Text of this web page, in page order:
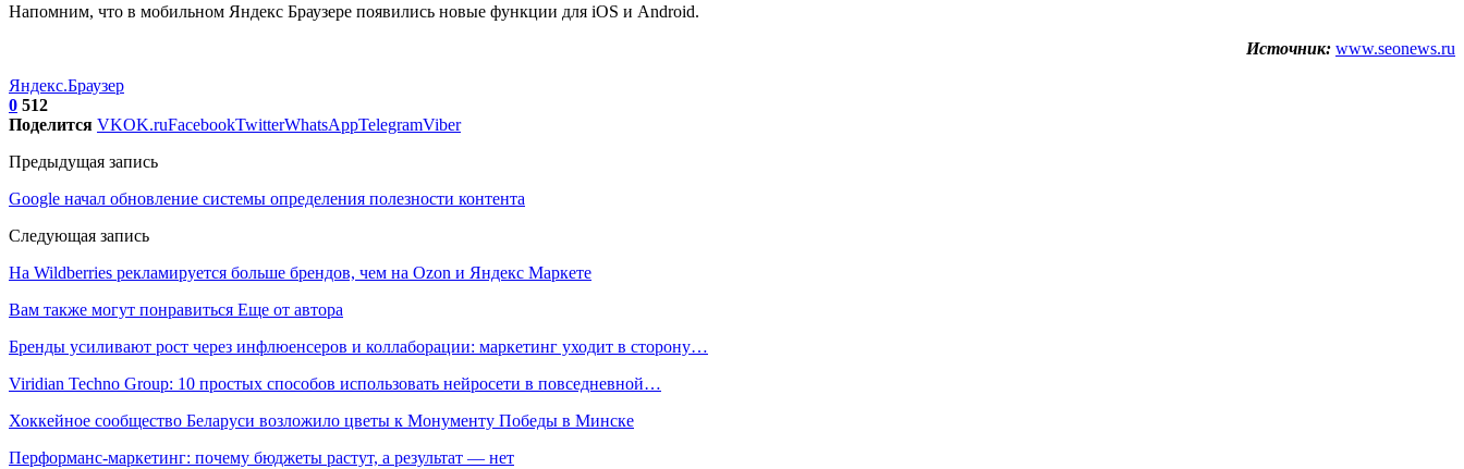
Напомним, что в мобильном Яндекс Браузере появились новые функции для iOS и Android.
Источник: www.seonews.ru
Яндекс.Браузер
0 512
Поделится VKOK.ruFacebookTwitterWhatsAppTelegramViber
Предыдущая запись
Google начал обновление системы определения полезности контента
Следующая запись
На Wildberries рекламируется больше брендов, чем на Ozon и Яндекс Маркете
Вам также могут понравиться Еще от автора
Бренды усиливают рост через инфлюенсеров и коллаборации: маркетинг уходит в сторону…
Viridian Techno Group: 10 простых способов использовать нейросети в повседневной…
Хоккейное сообщество Беларуси возложило цветы к Монументу Победы в Минске
Перформанс-маркетинг: почему бюджеты растут, а результат — нет